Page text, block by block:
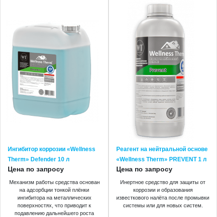
Ингибитор коррозии «Wellness
Therm» Defender 10 л
Цена по запросу
Механизм работы средства основан
на адсорбции тонкой плёнки
ингибитора на металлических
поверхностях, что приводит к
подавлению дальнейшего роста
Реагент на нейтральной основе
«Wellness Therm» PREVENT 1 л
Цена по запросу
Инертное средство для защиты от
коррозии и образования
известкового налёта после промывки
системы или для новых систем.